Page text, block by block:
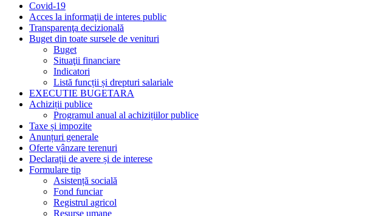
Covid-19
Acces la informaţii de interes public
Transparenţa decizională
Buget din toate sursele de venituri
Buget
Situaţii financiare
Indicatori
Listă funcții și drepturi salariale
EXECUTIE BUGETARA
Achiziții publice
Programul anual al achizițiilor publice
Taxe și impozite
Anunțuri generale
Oferte vânzare terenuri
Declarații de avere și de interese
Formulare tip
Asistență socială
Fond funciar
Registrul agricol
Resurse umane